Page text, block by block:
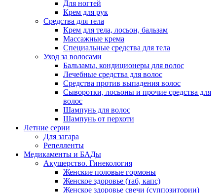
Для ногтей
Крем для рук
Средства для тела
Крем для тела, лосьон, бальзам
Массажные крема
Специальные средства для тела
Уход за волосами
Бальзамы, кондиционеры для волос
Лечебные средства для волос
Средства против выпадения волос
Сыворотки, лосьоны и прочие средства для
волос
Шампунь для волос
Шампунь от перхоти
Летние серии
Для загара
Репелленты
Медикаменты и БАДы
Акушерство. Гинекология
Женские половые гормоны
Женское здоровье (таб, капс)
Женское здоровье свечи (суппозитории)